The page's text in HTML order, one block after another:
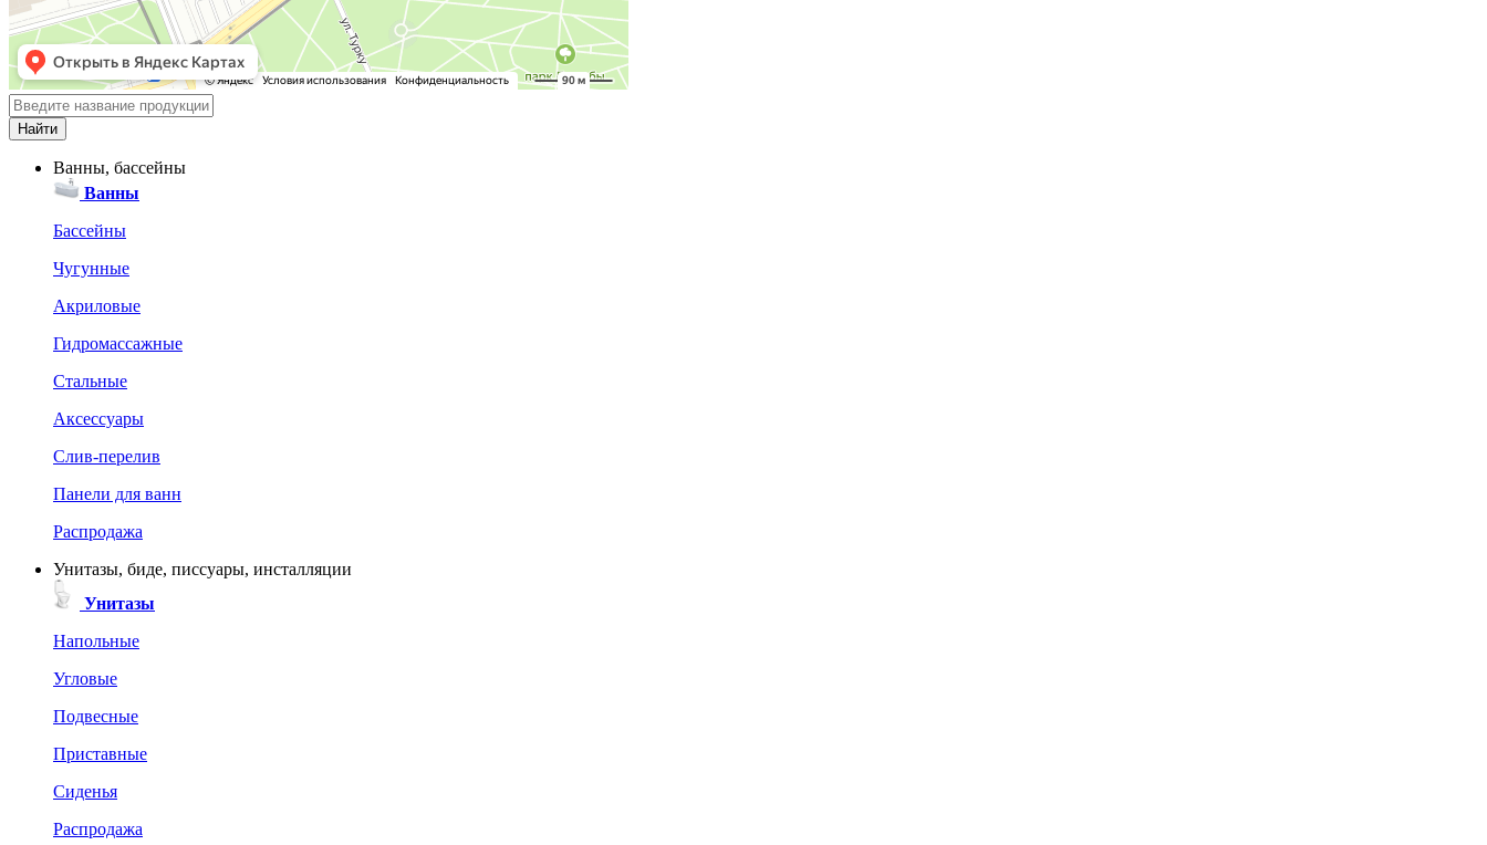
Ванны, бассейны
Ванны
Бассейны
Чугунные
Акриловые
Гидромассажные
Стальные
Аксессуары
Слив-перелив
Панели для ванн
Распродажа
Унитазы, биде, писсуары, инсталляции
Унитазы
Напольные
Угловые
Подвесные
Приставные
Сиденья
Распродажа